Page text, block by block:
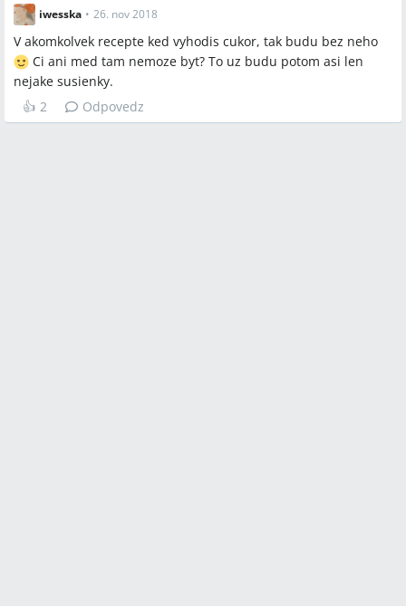
iwesska • 26. nov 2018
V akomkolvek recepte ked vyhodis cukor, tak budu bez neho
Ci ani med tam nemoze byt? To uz budu potom asi len
nejake susienky.
👍 2 Odpovedz